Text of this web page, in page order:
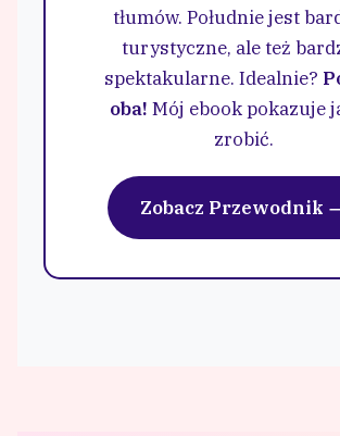
tłumów. Południe jest
turystyczne, ale też
spektakularne. Idealnie?
oba! Mój ebook pokazuje
zrobić.
Zobacz Przewodnik